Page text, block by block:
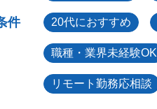
件 20代におすすめ
職種・業界未経験OK
リモート勤務応相談